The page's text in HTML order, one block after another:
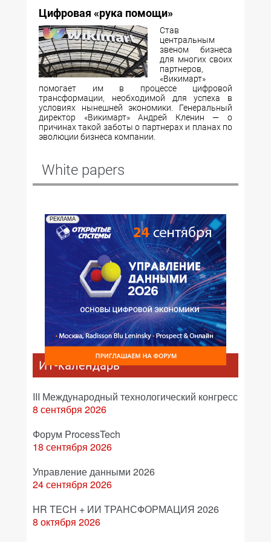
Цифровая «рука помощи»
Став
центральным
звеном бизнеса
для многих своих
партнеров,
«Викимарт»
помогает им в процессе цифровой
трансформации, необходимой для успеха в
условиях нынешней экономики. Генеральный
директор «Викимарт» Андрей Кленин — о
причинах такой заботы о партнерах и планах по
эволюции бизнеса компании.
White papers
РЕКЛАМА
ИТ-календарь
III Международный технологический конгресс
8 сентября 2026
Форум ProcessTech
18 сентября 2026
Управление данными 2026
24 сентября 2026
HR TECH + ИИ ТРАНСФОРМАЦИЯ 2026
8 октября 2026